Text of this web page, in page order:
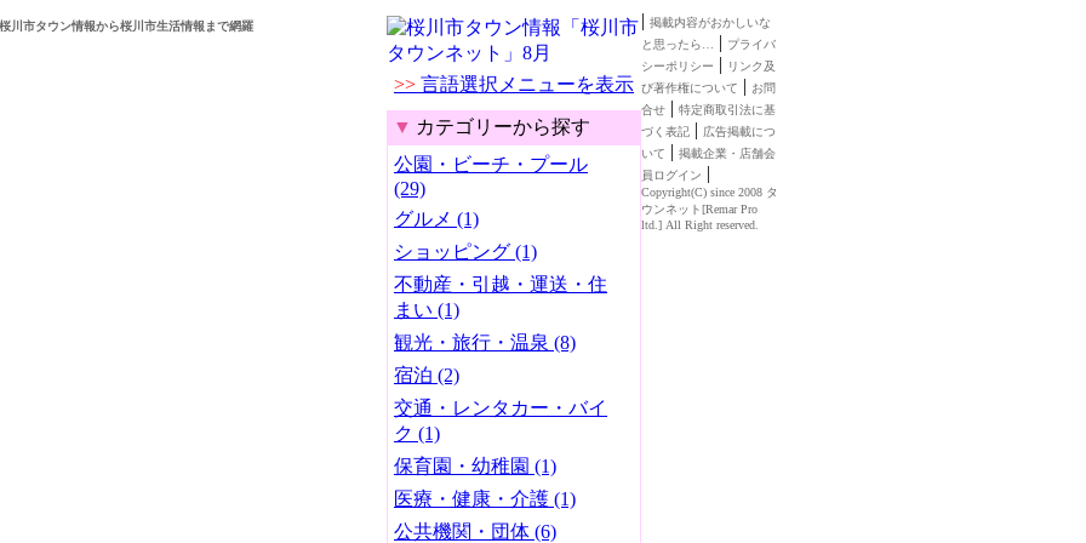
川市タウン情報から桜川市生活情報まで網羅
>> 言語選択メニューを表示
▼ カテゴリーから探す
公園・ビーチ・プール
(29)
グルメ (1)
ショッピング (1)
不動産・引越・運送・住
まい (1)
観光・旅行・温泉 (8)
宿泊 (2)
交通・レンタカー・バイ
ク (1)
保育園・幼稚園 (1)
医療・健康・介護 (1)
公共機関・団体 (6)
| 掲載内容がおかしいな
と思ったら…
| プライバ
シーポリシー |
リンク及
び著作権について | お問
合せ | 特定商取引法に基
づく表記 | 広告掲載につ
いて | 掲載企業・店舗会
員ログイン |
Copyright(C) since 2008 タ
ウンネット[Remar Pro
ltd. ] All Right reserved.